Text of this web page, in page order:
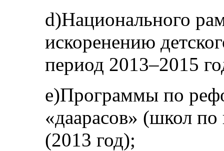
d)Национального
искоренению
период 2013–2015
e)Программы по
«даарасов» (школ
(2013 год);